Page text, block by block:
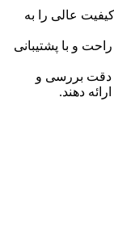
عالی را به
و با پشتیبانی
دقت بررسی و
دهند.